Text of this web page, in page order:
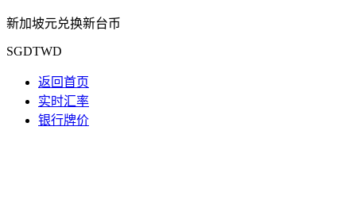
新加坡元兑换新台币
SGDTWD
返回首页
实时汇率
银行牌价